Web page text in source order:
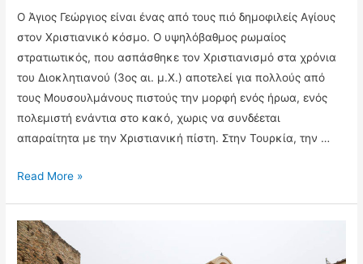
Ο Άγιος Γεώργιος είναι ένας από τους πιό δημοφιλείς Αγίους
στον Χριστιανικό κόσμο. Ο υψηλόβαθμος ρωμαίος
στρατιωτικός, που ασπάσθηκε τον Χριστιανισμό στα χρόνια
του Διοκλητιανού (3ος αι. μ.Χ.) αποτελεί για πολλούς από
τους Μουσουλμάνους πιστούς την μορφή ενός ήρωα, ενός
πολεμιστή ενάντια στο κακό, χωρις να συνδέεται
απαραίτητα με την Χριστιανική πίστη. Στην Τουρκία, την …
Στον
τον
Κουδουνά,
Read More »